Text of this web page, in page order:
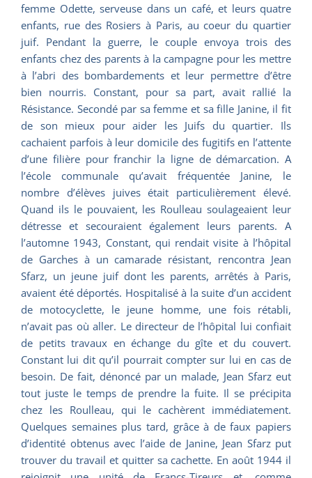
femme Odette, serveuse dans un café, et leurs quatre
enfants, rue des Rosiers à Paris, au coeur du quartier
juif. Pendant la guerre, le couple envoya trois des
enfants chez des parents à la campagne pour les mettre
à l’abri des bombardements et leur permettre d’être
bien nourris. Constant, pour sa part, avait rallié la
Résistance. Secondé par sa femme et sa fille Janine, il fit
de son mieux pour aider les Juifs du quartier. Ils
cachaient parfois à leur domicile des fugitifs en l’attente
d’une filière pour franchir la ligne de démarcation. A
l’école communale qu’avait fréquentée Janine, le
nombre d’élèves juives était particulièrement élevé.
Quand ils le pouvaient, les Roulleau soulageaient leur
détresse et secouraient également leurs parents. A
l’automne 1943, Constant, qui rendait visite à l’hôpital
de Garches à un camarade résistant, rencontra Jean
Sfarz, un jeune juif dont les parents, arrêtés à Paris,
avaient été déportés. Hospitalisé à la suite d’un accident
de motocyclette, le jeune homme, une fois rétabli,
n’avait pas où aller. Le directeur de l’hôpital lui confiait
de petits travaux en échange du gîte et du couvert.
Constant lui dit qu’il pourrait compter sur lui en cas de
besoin. De fait, dénoncé par un malade, Jean Sfarz eut
tout juste le temps de prendre la fuite. Il se précipita
chez les Roulleau, qui le cachèrent immédiatement.
Quelques semaines plus tard, grâce à de faux papiers
d’identité obtenus avec l’aide de Janine, Jean Sfarz put
trouver du travail et quitter sa cachette. En août 1944 il